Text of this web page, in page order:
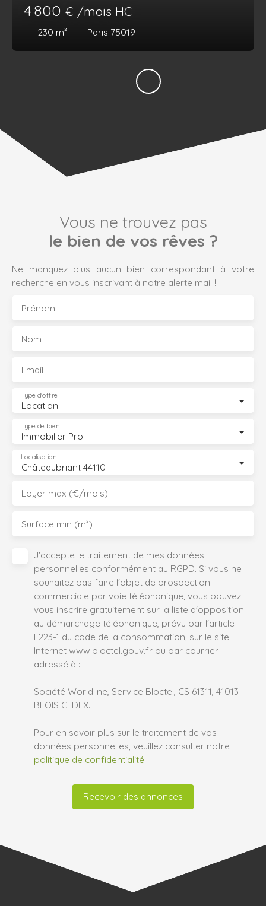
4 800 € /mois HC
230 m² Paris 75019
Vous ne trouvez pas
le bien de vos rêves ?
Ne manquez plus aucun bien correspondant à votre
recherche en vous inscrivant à notre alerte mail !
Prénom
Nom
Email
Location
Type d'offre
Immobilier Pro
Type de bien
Châteaubriant 44110
Localisation
Loyer max (€/mois)
Surface min (m²)
J'accepte le traitement de mes données
personnelles conformément au RGPD. Si vous ne
souhaitez pas faire l'objet de prospection
commerciale par voie téléphonique, vous pouvez
vous inscrire gratuitement sur la liste d'opposition
au démarchage téléphonique, prévu par l'article
L223-1 du code de la consommation, sur le site
Internet www.bloctel.gouv.fr ou par courrier
adressé à :
Société Worldline, Service Bloctel, CS 61311, 41013
BLOIS CEDEX.
Pour en savoir plus sur le traitement de vos
données personnelles, veuillez consulter notre
politique de confidentialité.
Recevoir des annonces